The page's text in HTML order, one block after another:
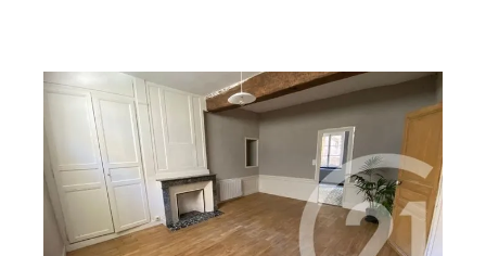
CHATEAUDUN 28
62 m
, 3 pièces
Ref : 4257
Appartement à louer
600 €
par mois charges comprises